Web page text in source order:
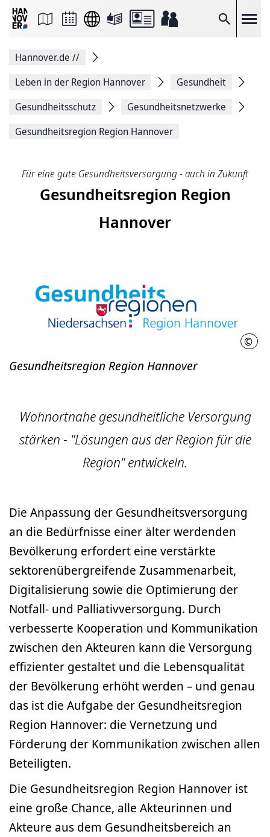
Suche
Seite
Facebook
teilen
Seitenlink
Seite
Hannover.de //
Leben in der Region Hannover
Gesundheit
Gesundheitsschutz
Gesundheits­netzwerke
Gesundheitsregion Region Hannover
Für eine gute Gesundheitsversorgung - auch in Zukunft
Gesundheitsregion Region
Hannover
© Nds.
Gesundheitsregion Region Hannover
Wohnortnahe gesundheitliche Versorgung
stärken - "Lösungen aus der Region für die
Region" entwickeln.
Die Anpassung der Gesundheitsversorgung
an die Bedürfnisse einer älter werdenden
Bevölkerung erfordert eine verstärkte
sektorenübergreifende Zusammenarbeit,
Digitalisierung sowie die Optimierung der
Notfall- und Palliativversorgung. Durch
verbesserte Kooperation und Kommunikation
zwischen den Akteuren kann die Versorgung
effizienter gestaltet und die Lebensqualität
der Bevölkerung erhöht werden – und genau
das ist die Aufgabe der Gesundheitsregion
Region Hannover: die Vernetzung und
Förderung der Kommunikation zwischen allen
Beteiligten.
Die Gesundheitsregion Region Hannover ist
eine große Chance, alle Akteurinnen und
Akteure aus dem Gesundheitsbereich an